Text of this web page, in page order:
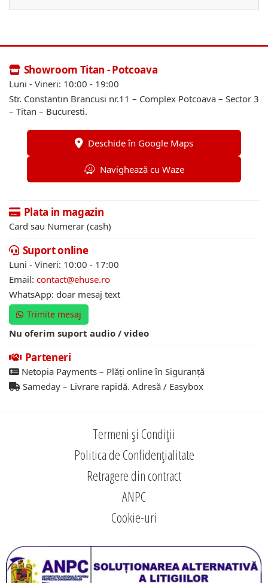
Showroom Titan - Potcoava
Luni - Vineri: 10:00 - 19:00
Str. Constantin Brancusi nr.11 – Complex Potcoava – Sector 3
– Titan – Bucuresti.
Deschide în Google Maps
Navighează cu Waze
Plata in magazin
Card sau Numerar (cash)
Suport online
Luni - Vineri: 10:00 - 17:00
Email: contact@ehuse.ro
WhatsApp: doar mesaj text
Trimite mesaj
Nu oferim suport audio / video
Parteneri
Netopia Payments – Plăți online în Siguranță
Sameday – Livrare rapidă. Adresă / Easybox
Termeni și Condiții
Politica de Confidențialitate
Retragere din contract
ANPC
Cookie-uri